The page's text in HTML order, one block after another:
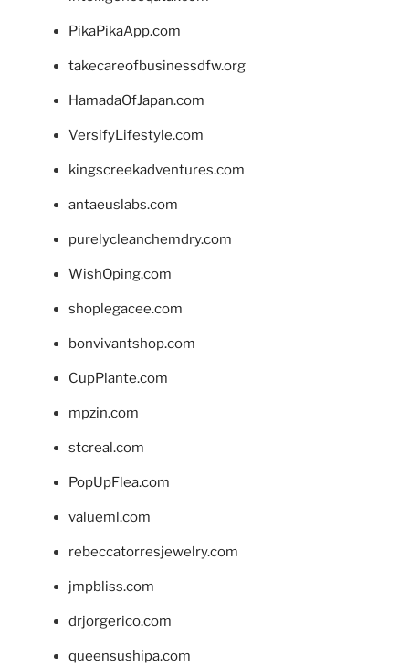
PikaPikaApp.com
takecareofbusinessdfw.org
HamadaOfJapan.com
VersifyLifestyle.com
kingscreekadventures.com
antaeuslabs.com
purelycleanchemdry.com
WishOping.com
shoplegacee.com
bonvivantshop.com
CupPlante.com
mpzin.com
stcreal.com
PopUpFlea.com
valueml.com
rebeccatorresjewelry.com
jmpbliss.com
drjorgerico.com
queensushipa.com